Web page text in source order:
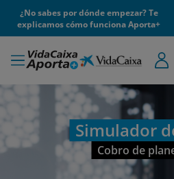
¿No sabes por dónde empezar? Te
explicamos cómo funciona Aporta+
Simulador
Cobro de